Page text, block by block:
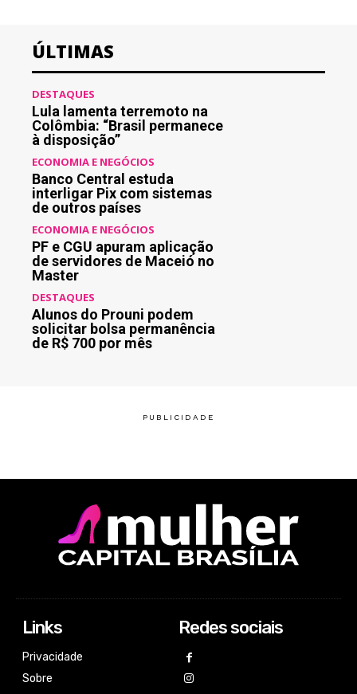
ÚLTIMAS
DESTAQUES
Lula lamenta terremoto na
Colômbia: “Brasil permanece
à disposição”
ECONOMIA E NEGÓCIOS
Banco Central estuda
interligar Pix com sistemas
de outros países
ECONOMIA E NEGÓCIOS
PF e CGU apuram aplicação
de servidores de Maceió no
Master
DESTAQUES
Alunos do Prouni podem
solicitar bolsa permanência
de R$ 700 por mês
Links
Privacidade
Sobre
Redes sociais